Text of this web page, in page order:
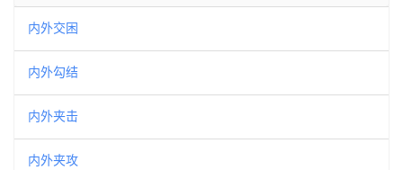
内外交困
内外勾结
内外夹击
内外夹攻